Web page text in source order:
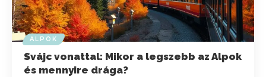
ALPOK
Svájc vonattal: Mikor a legszebb az Alpok
és mennyire drága?